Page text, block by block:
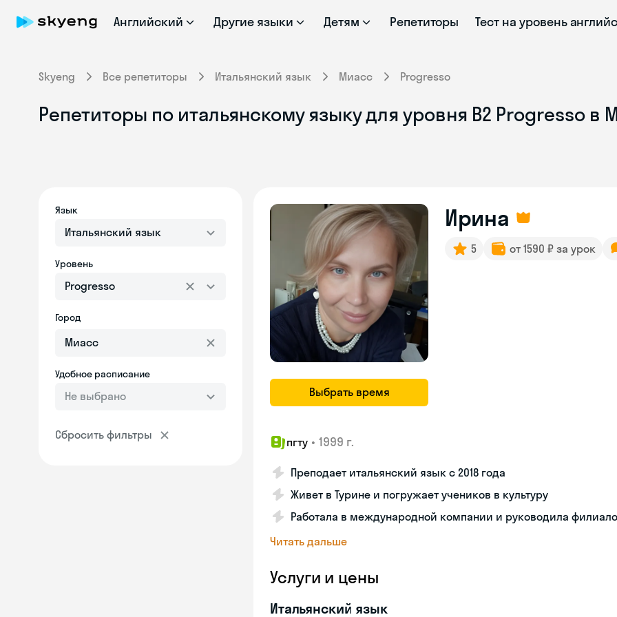
Английский Другие языки Детям Репетиторы Тест на уровень
Skyeng Все репетиторы Итальянский язык Миасс Progresso
Репетиторы по итальянскому языку для уровня B2 Progresso в
Язык
Итальянский язык
Уровень
Progresso
Город
Удобное расписание
Не выбрано
Сбросить фильтры
Выбрать время
Ирина
5 от 1590 ₽ за урок
пгту • 1999 г.
Преподает итальянский язык с 2018 года
Живет в Турине и погружает учеников в культуру
Работала в международной компании и руководила
Читать дальше
Услуги и цены
Итальянский язык